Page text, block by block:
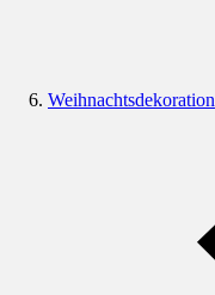
Weihnachtsdekoration